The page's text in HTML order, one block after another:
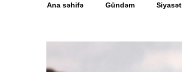
Ana səhifə Gündəm Siyasət